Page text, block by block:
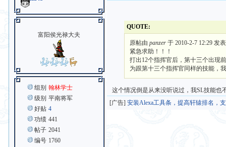
富阳侯光禄大夫
组别 翰林学士
级别 平南将军
好贴 4
功绩 441
帖子 2041
编号 1760
QUOTE:
原帖由panzer 于 2010-2-7 12:29 发表
紧急求助！！！
打出12个指挥官后，第十三个出现
为跟第十三个指挥官同样的技能，
这个情况倒是从来没听说过，我SL技能
[广告]安装Alexa工具条，提高轩辕排名，